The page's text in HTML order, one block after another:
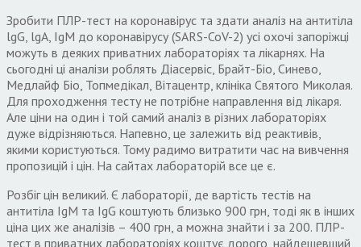
Зробити ПЛР-тест на коронавірус та здати аналіз на антитіла
lgG, lgA, IgM до коронавірусу (SARS-CoV-2) усі охочі запоріжці
можуть в деяких приватних лабораторіях та лікарнях. На
сьогодні ці аналізи роблять Діасервіс, Брайт-Біо, Синево,
Медлайф Біо, Топмедікал, Вітацентр, клініка Святого Миколая.
Для проходження тесту не потрібне направлення від лікаря.
Але ціни на один і той самий аналіз в різних лабораторіях
дуже відрізняються. Напевно, це залежить від реактивів,
якими користуються. Тому радимо витратити час на вивчення
пропозицій і цін. На сайтах лабораторій все це є.
Розбіг цін великий. Є лабораторії, де вартість тестів на
антитіла IgM та IgG коштують близько 900 грн, тоді як в інших
ціна цих же аналізів – 400 грн, а можна знайти і за 200. ПЛР-
тест в приватних лабораторіях коштує дорого, найдешевший